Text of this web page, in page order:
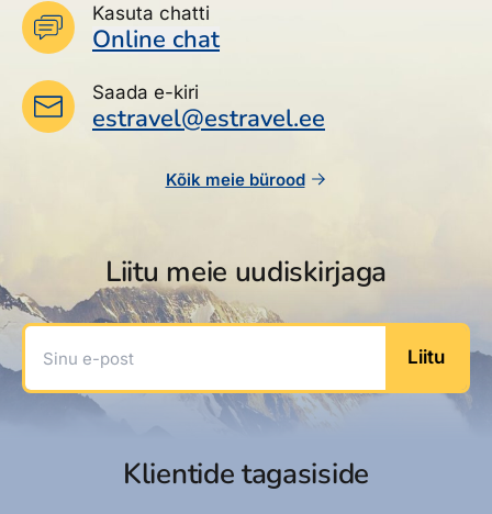
Kasuta chatti
Online chat
Saada e-kiri
estravel@estravel.ee
Kõik meie bürood
Liitu meie uudiskirjaga
Sinu e-post
Liitu
Klientide tagasiside